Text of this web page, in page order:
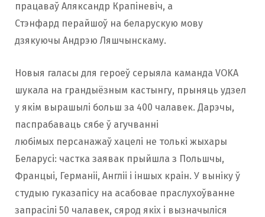
працаваў Аляксандр Крапіневіч, а
Стэнфард перайшоў на беларускую мову
дзякуючы Андрэю Ляшчынскаму.
Новыя галасы для героеў серыяла каманда VOKA
шукала на грандыёзным кастынгу, прыняць удзел
у якім вырашылі больш за 400 чалавек. Дарэчы,
паспрабаваць сябе ў агучванні
любімых персанажаў хацелі не толькі жыхары
Беларусі: частка заявак прыйшла з Польшчы,
Францыі, Германіі, Англіі і іншых краін. У выніку ў
студыю гуказапісу на асабовае праслухоўванне
запрасілі 50 чалавек, сярод якіх і вызначыліся